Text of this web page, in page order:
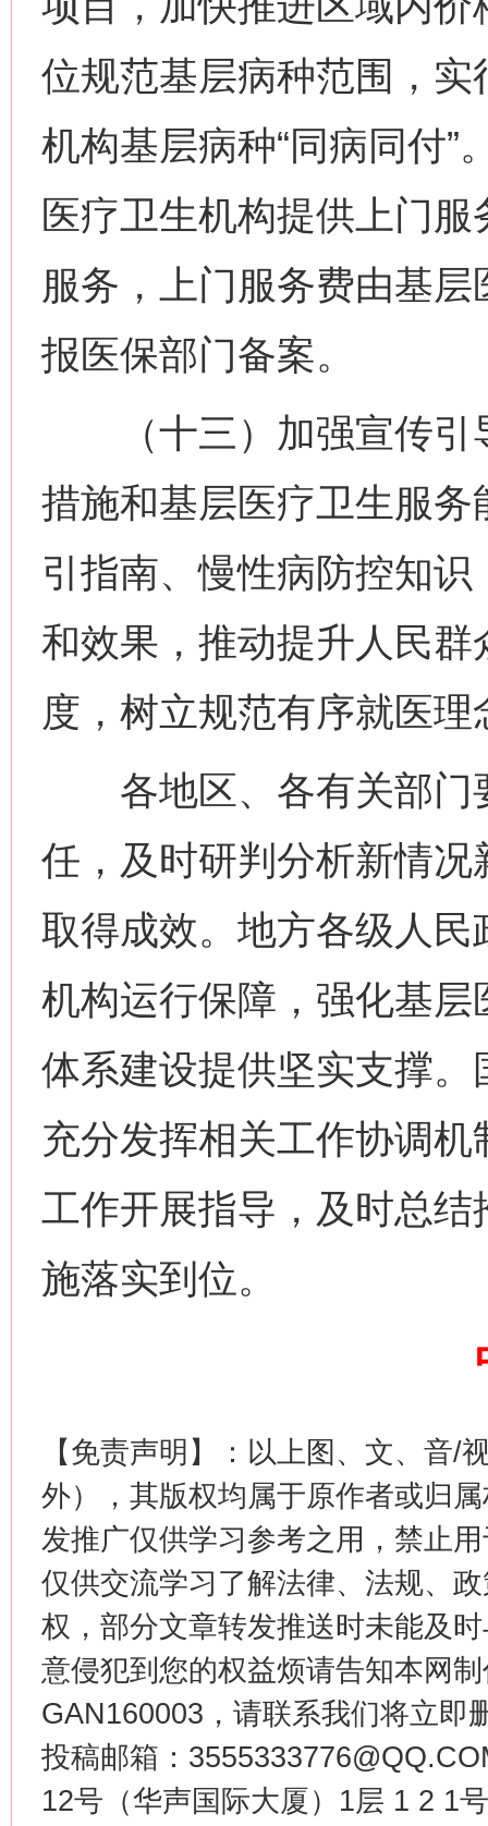
位规范基层病种范围，
机构基层病种“同病同付”
医疗卫生机构提供上门
服务，上门服务费由基
报医保部门备案。
（十三）加强宣传引
措施和基层医疗卫生服
引指南、慢性病防控知
和效果，推动提升人民
度，树立规范有序就医理
各地区、各有关部门
任，及时研判分析新情
取得成效。地方各级人
机构运行保障，强化基
体系建设提供坚实支撑
充分发挥相关工作协调
工作开展指导，及时总
施落实到位。
【免责声明】：以上图、文、音/
外），其版权均属于原作者或归
发推广仅供学习参考之用，禁止
仅供交流学习了解法律、法规、
权，部分文章转发推送时未能及
意侵犯到您的权益烦请告知本网
GAN160003，请联系我们将立即
投稿邮箱：
12号（华声国际大厦）1层 1 2 1
习近平的博鳌关键词
魏明亮